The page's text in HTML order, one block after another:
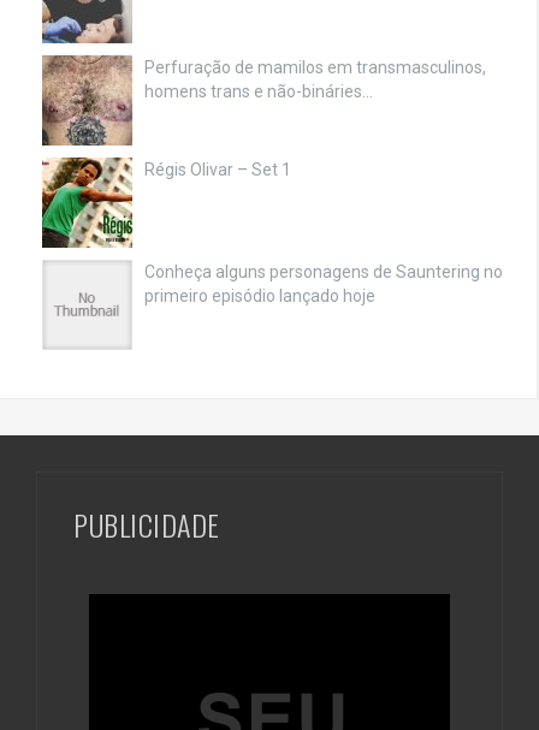
Perfuração de mamilos em transmasculinos,
homens trans e não-bináries…
Régis Olivar – Set 1
Conheça alguns personagens de Sauntering no
primeiro episódio lançado hoje
PUBLICIDADE